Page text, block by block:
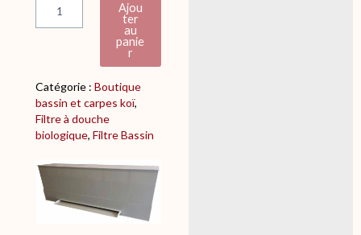
i
l
t
r
d
o
Ajou
ter
au
panie
r
Catégorie :Boutique
bassin et carpes koï
Filtre à douche
biologique, Filtre Bassin